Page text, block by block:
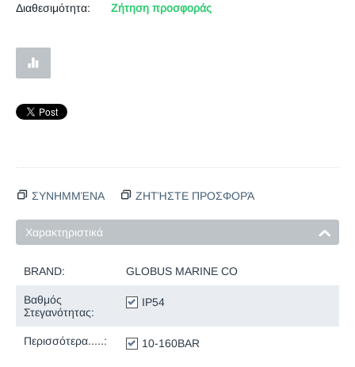
Διαθεσιμότητα:
Ζήτηση προσφοράς
ΣΥΝΗΜΜΈΝΑ ΖΗΤΉΣΤΕ ΠΡΟΣΦΟΡΆ
Χαρακτηριστικά
BRAND: GLOBUS MARINE CO
Βαθμός
Στεγανότητας:
IP54
Περισσότερα.....: 10-160BAR